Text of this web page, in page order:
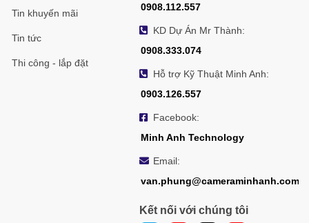
Tin khuyến mãi
Tin tức
Thi công - lắp đặt
0908.112.557
KD Dự Án Mr Thành:
0908.333.074
Hỗ trợ Kỹ Thuật Minh Anh:
0903.126.557
Facebook:
Minh Anh Technology
Email:
van.phung@cameraminhanh.com
Kết nối với chúng tôi